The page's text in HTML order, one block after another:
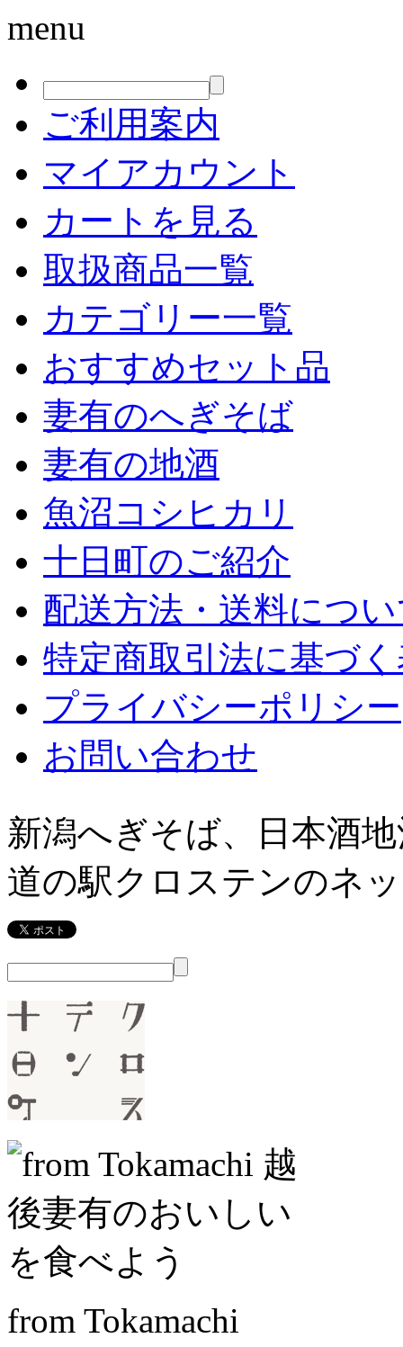
menu
ご利用案内
マイアカウント
カートを見る
取扱商品一覧
カテゴリー一覧
おすすめセット品
妻有のへぎそば
妻有の地酒
魚沼コシヒカリ
十日町のご紹介
配送方法・送料につ
特定商取引法に基づ
プライバシーポリシー
お問い合わせ
新潟へぎそば、日本酒
道の駅クロステンのネ
from Tokamachi